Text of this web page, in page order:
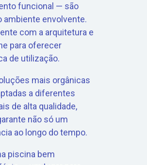
funcional — são
ambiente envolvente.
com a arquitetura e
para oferecer
de utilização.
mais orgânicas
a diferentes
de alta qualidade,
não só um
ao longo do tempo.
piscina bem